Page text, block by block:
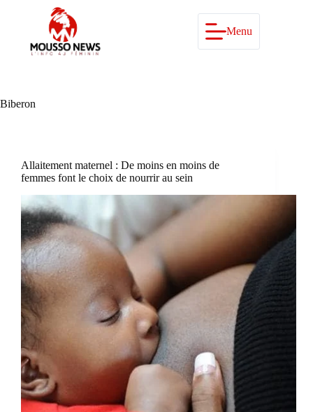
Menu
Biberon
Allaitement maternel : De moins en moins de
femmes font le choix de nourrir au sein